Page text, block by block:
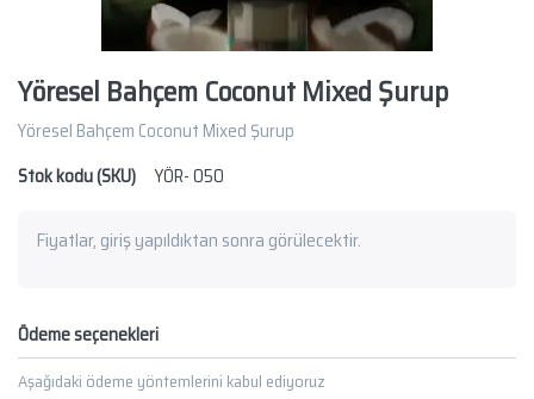
Yöresel Bahçem Coconut Mixed Şurup
Yöresel Bahçem Coconut Mixed Şurup
Stok kodu (SKU)
YÖR- 050
Fiyatlar, giriş yapıldıktan sonra görülecektir.
Ödeme seçenekleri
Aşağıdaki ödeme yöntemlerini kabul ediyoruz